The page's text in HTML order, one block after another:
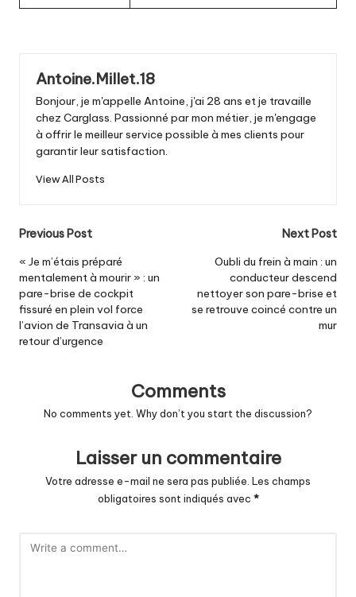
Antoine.Millet.18
Bonjour, je m'appelle Antoine, j'ai 28 ans et je travaille
chez Carglass. Passionné par mon métier, je m'engage
à offrir le meilleur service possible à mes clients pour
garantir leur satisfaction.
View All Posts
Post
navigation
Previous Post
« Je m’étais préparé
mentalement à mourir » : un
pare-brise de cockpit
fissuré en plein vol force
l’avion de Transavia à un
retour d’urgence
Next Post
Oubli du frein à main : un
conducteur descend
nettoyer son pare-brise et
se retrouve coincé contre un
mur
Comments
No comments yet. Why don’t you start the discussion?
Laisser un commentaire
Votre adresse e-mail ne sera pas publiée. Les champs
obligatoires sont indiqués avec *